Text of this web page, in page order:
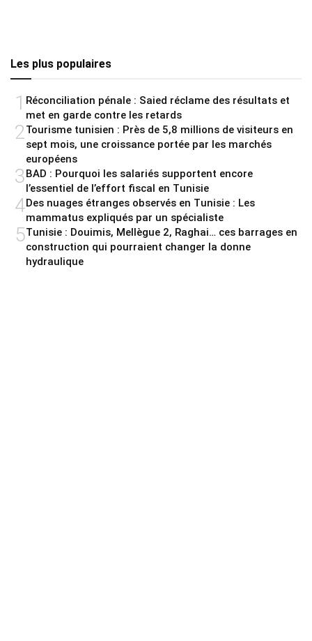
Les plus populaires
1 Réconciliation pénale : Saied réclame des résultats et
met en garde contre les retards
2 Tourisme tunisien : Près de 5,8 millions de visiteurs en
sept mois, une croissance portée par les marchés
européens
3BAD : Pourquoi les salariés supportent encore
l’essentiel de l’effort fiscal en Tunisie
4Des nuages étranges observés en Tunisie : Les
mammatus expliqués par un spécialiste
5Tunisie : Douimis, Mellègue 2, Raghai… ces barrages en
construction qui pourraient changer la donne
hydraulique